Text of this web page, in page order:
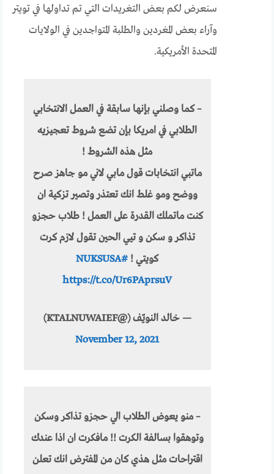
سنعرض لكم بعض التغريدات التي تم تداولها في تويتر
وآراء بعض المغردين والطلبة المتواجدين في الولايات
المتحدة الأمريكية.
– كما وصلني بإنها سابقة في العمل الانتخابي
الطلابي في امريكا بإن تضع شروط تعجيزيه
مثل هذه الشروط !
ماتبي انتخابات قول مابي لاني مو جاهز صرح
ووضح ومو غلط انك تعتذر وتصير تزكية ان
كنت ماتملك القدرة على العمل ! طلاب حجزو
تذاكر و سكن و تيي الحين تقول لازم كرت
كويتي ! #NUKSUSA
https://t.co/Ur6PAprsuV
— خالد النويّف (@KTALNUWAIEF)
November 12, 2021
– منو يعوض الطلاب الي حجزو تذاكر وسكن
وتوهقوا بسالفة الكرت !! مافكرت ان اذا عندك
اقتراحات مثل هذي كان من المفترض انك تعلن